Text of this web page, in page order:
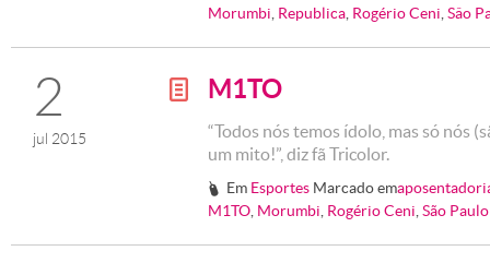
Morumbi Republica Rogério Ceni Sâo
2
jul 2015
g M1TO
“Todos nós temos ídolo, mas só nós
um mito!”, diz fã Tricolor.
# Em Esportes Marcado em
M1TO Morumbi Rogério Ceni São